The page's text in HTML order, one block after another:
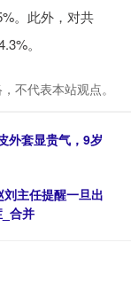
。此外，对共
。
不代表本站观点。
外套显贵气，9岁
主任提醒一旦出
合并